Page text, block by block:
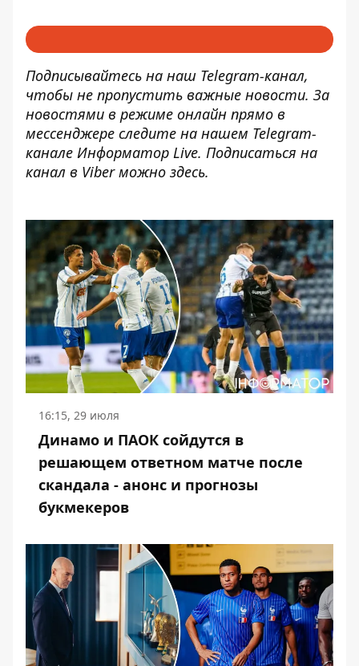
Подписывайтесь на наш Telegram-канал,
чтобы не пропустить важные новости. За
новостями в режиме онлайн прямо в
мессенджере следите на нашем Telegram-
канале Информатор Live. Подписаться на
канал в Viber можно здесь.
16:15, 29 июля
Динамо и ПАОК сойдутся в
решающем ответном матче после
скандала - анонс и прогнозы
букмекеров